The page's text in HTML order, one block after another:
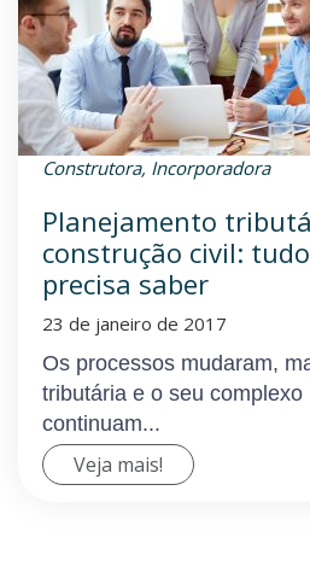
Construtora, Incorporadora
Planejamento
construção civil:
precisa saber
23 de janeiro de 2017
Os processos mudaram,
tributária e o seu complexo
continuam...
Veja mais!